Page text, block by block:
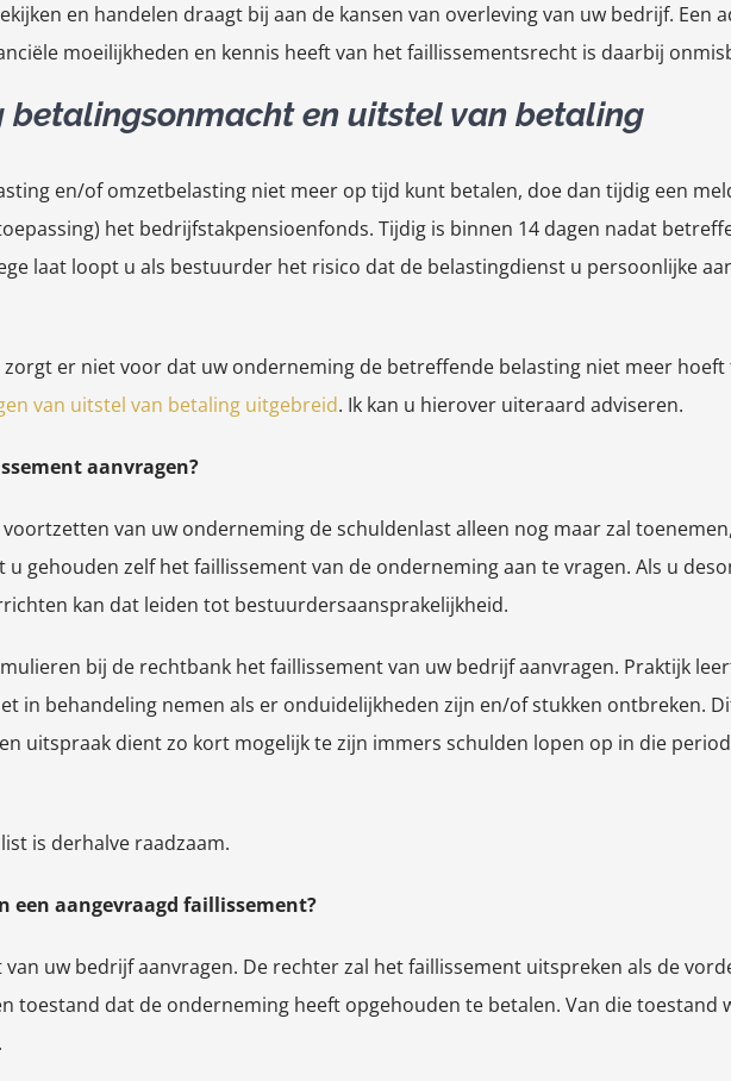
en handelen draagt bij aan de kansen van overleving van uw bedrijf. Een
moeilijkheden en kennis heeft van het faillissementsrecht is daarbij
betalingsonmacht en uitstel van betaling
en/of omzetbelasting niet meer op tijd kunt betalen, doe dan tijdig een
het bedrijfstakpensioenfonds. Tijdig is binnen 14 dagen nadat
laat loopt u als bestuurder het risico dat de belastingdienst u persoonlijke
er niet voor dat uw onderneming de betreffende belasting niet meer
van uitstel van betaling uitgebreid. Ik kan u hierover uiteraard adviseren.
aanvragen?
van uw onderneming de schuldenlast alleen nog maar zal
gehouden zelf het faillissement van de onderneming aan te vragen. Als u
kan dat leiden tot bestuurdersaansprakelijkheid.
bij de rechtbank het faillissement van uw bedrijf aanvragen. Praktijk
in behandeling nemen als er onduidelijkheden zijn en/of stukken ontbreken.
uitspraak dient zo kort mogelijk te zijn immers schulden lopen op in die
is derhalve raadzaam.
een aangevraagd faillissement?
uw bedrijf aanvragen. De rechter zal het faillissement uitspreken als de
toestand dat de onderneming heeft opgehouden te betalen. Van die